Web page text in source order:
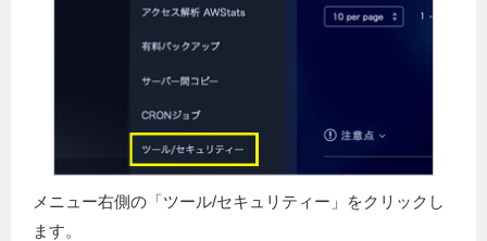
メニュー右側の「ツール/セキュリティー」をクリックし
ます。